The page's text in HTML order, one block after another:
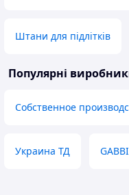
Штани для підлітків
Популярні
Собственное
Украина ТД GABBI